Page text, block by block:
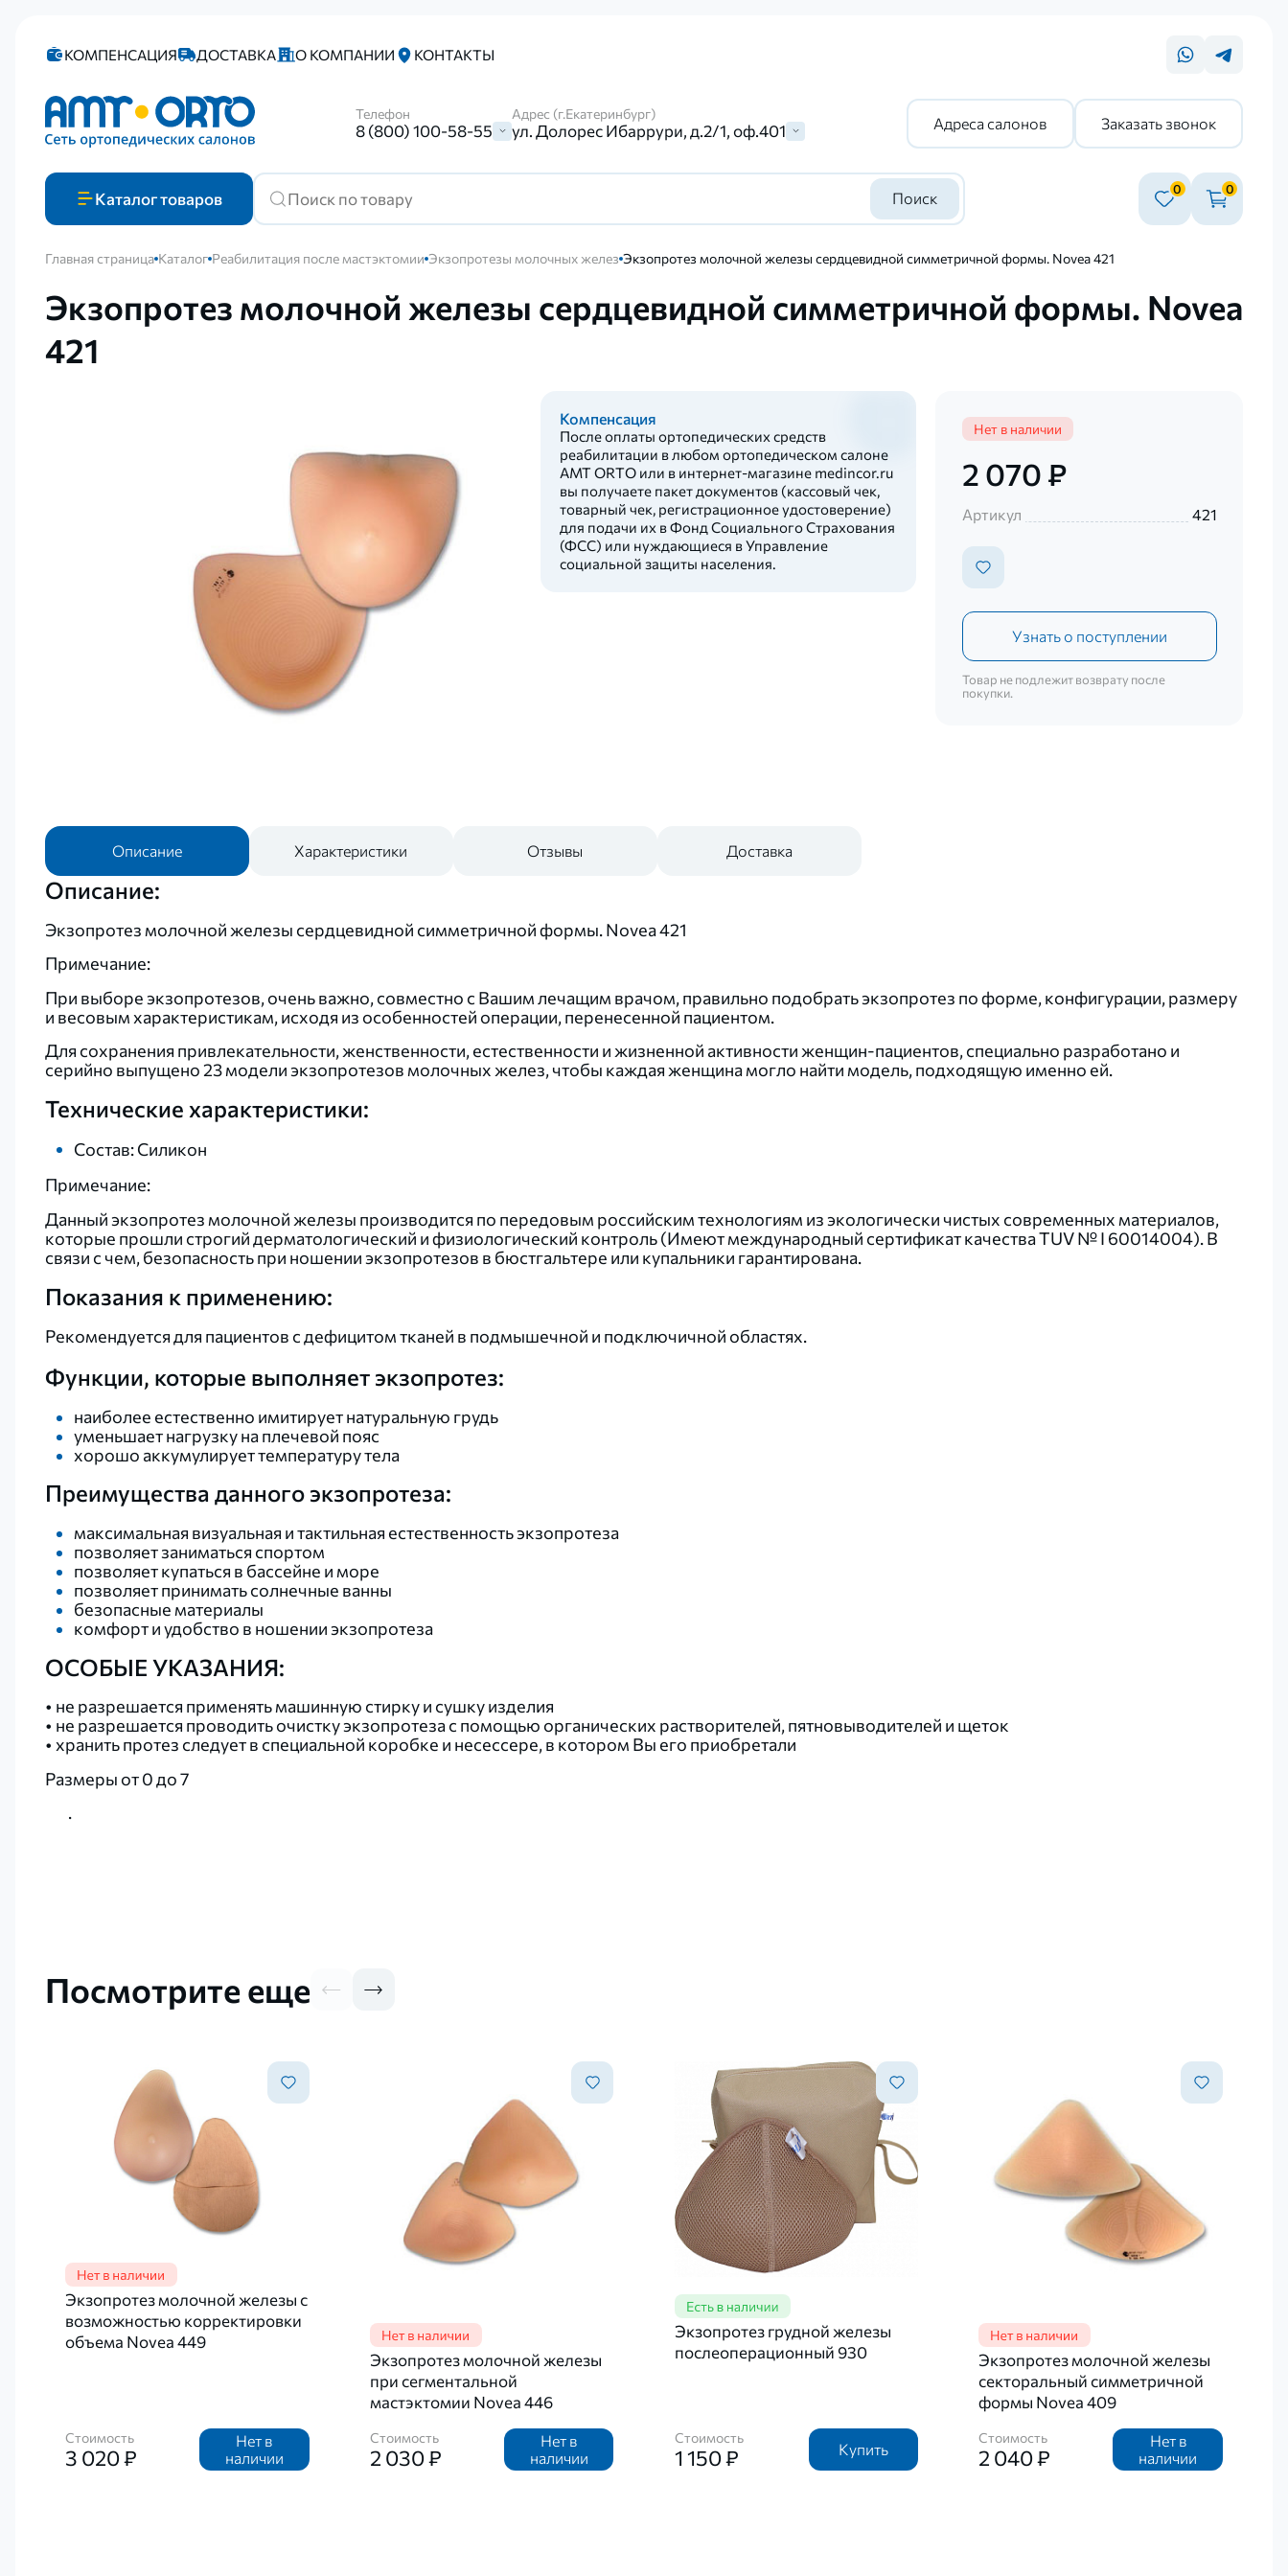
КОМПЕНСАЦИЯ ДОСТАВКА О КОМПАНИИ КОНТАКТЫ
Телефон
8 (800) 100-58-55
Адрес (г.Екатеринбург)
ул. Долорес Ибаррури, д.2/1, оф.401 Адреса салонов Заказать звонок
Каталогтоваров Поиск
0 0
Главная страница Каталог Реабилитация после мастэктомии Экзопротезы молочных желез Экзопротез молочной железы сердцевидной симметричной формы. Novea 421
Экзопротез молочной железы сердцевидной симметричной формы. Novea
421
Компенсация
После оплаты ортопедических средств
реабилитации в любом ортопедическом салоне
AMT ORTO или в интернет-магазине medincor.ru
вы получаете пакет документов (кассовый чек,
товарный чек, регистрационное удостоверение)
для подачи их в Фонд Социального Страхования
(ФСС) или нуждающиеся в Управление
социальной защиты населения.
Нет в наличии
2 070 ₽
Артикул 421
Узнать о поступлении
Товар не подлежит возврату после
покупки.
Описание Характеристики Отзывы Доставка
Описание:
Экзопротез молочной железы сердцевидной симметричной формы. Novea 421
Примечание:
При выборе экзопротезов, очень важно, совместно с Вашим лечащим врачом, правильно подобрать экзопротез по форме, конфигурации, размеру
и весовым характеристикам, исходя из особенностей операции, перенесенной пациентом.
Для сохранения привлекательности, женственности, естественности и жизненной активности женщин-пациентов, специально разработано и
серийно выпущено 23 модели экзопротезов молочных желез, чтобы каждая женщина могло найти модель, подходящую именно ей.
Технические характеристики:
Состав: Силикон
Примечание:
Данный экзопротез молочной железы производится по передовым российским технологиям из экологически чистых современных материалов,
которые прошли строгий дерматологический и физиологический контроль (Имеют международный сертификат качества TUV № I 60014004). В
связи с чем, безопасность при ношении экзопротезов в бюстгальтере или купальники гарантирована.
Показания к применению:
Рекомендуется для пациентов с дефицитом тканей в подмышечной и подключичной областях.
Функции, которые выполняет экзопротез:
наиболее естественно имитирует натуральную грудь
уменьшает нагрузку на плечевой пояс
хорошо аккумулирует температуру тела
Преимущества данного экзопротеза:
максимальная визуальная и тактильная естественность экзопротеза
позволяет заниматься спортом
позволяет купаться в бассейне и море
позволяет принимать солнечные ванны
безопасные материалы
комфорт и удобство в ношении экзопротеза
ОСОБЫЕ УКАЗАНИЯ:
• не разрешается применять машинную стирку и сушку изделия
• не разрешается проводить очистку экзопротеза с помощью органических растворителей, пятновыводителей и щеток
• хранить протез следует в специальной коробке и несессере, в котором Вы его приобретали
Размеры от 0 до 7
.
Посмотрите еще
Экзопротез молочной железы с
возможностью корректировки
объема Novea 449
Стоимость
3 020 ₽
Нет в
наличии
Экзопротез молочной железы
при сегментальной
мастэктомии Novea 446
Стоимость
2 030 ₽
Нет в
наличии
Экзопротез грудной железы
послеоперационный 930
Стоимость
1 150 ₽ Купить
Экзопротез молочной железы
секторальный симметричной
формы Novea 409
Стоимость
2 040 ₽
Нет в
наличии